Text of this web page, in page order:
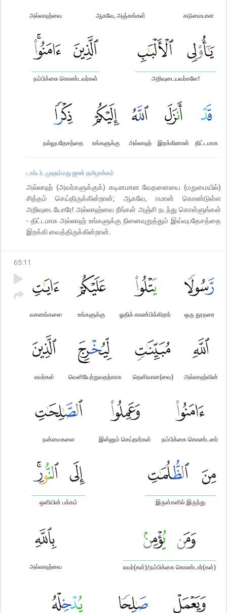
கடுமையான
ஆகவே, அஞ்சுங்கள்
அல்லாஹ்வை
அறிவுடையவர்களே!
நம்பிக்கை கொண்டவர்கள்
திட்டமாக
இறக்கினான்
அல்லாஹ்
உங்களுக்கு
நல்லுபதேசத்தை
டாக்டர். முஹம்மது ஜான் தமிழாக்கம்
அல்லாஹ் (அவர்களுக்குக்) கடினமான வேதனையை (மறுமையில்)
சித்தம் செய்திருக்கின்றான்; ஆகவே, ஈமான் கொண்டுள்ள
அறிவுடையோரே! அல்லாஹ்வை நீங்கள் அஞ்சி நடந்து கொள்ளுங்கள்
- திட்டமாக அல்லாஹ் உங்களுக்கு நினைவுறுத்தும் இவ்வுபதேசத்தை
இறக்கி வைத்திருக்கின்றான்.
65:11
ஒரு தூதரை
ஓதிக் காண்பிக்கிறார்
உங்களுக்கு
வசனங்களை
அல்லாஹ்வின்
தெளிவான(வை)
வெளியேற்றுவதற்காக
எவர்கள்
நம்பிக்கை கொண்டனர்
இன்னும் செய்தார்கள்
நன்மைகளை
இருள்களில் இருந்து
ஒளியின் பக்கம்
எவர்(கள்)/நம்பிக்கை கொண்டார்(கள்)
அல்லாஹ்வை